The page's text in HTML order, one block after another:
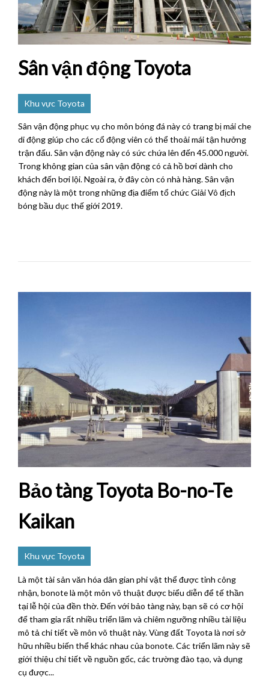
Sân vận động Toyota
Khu vực Toyota
Sân vận động phục vụ cho môn bóng đá này có trang bị mái che
di động giúp cho các cổ động viên có thể thoải mái tận hưởng
trận đấu. Sân vận động này có sức chứa lên đến 45.000 người.
Trong không gian của sân vận động có cả hồ bơi dành cho
khách đến bơi lội. Ngoài ra, ở đây còn có nhà hàng. Sân vận
động này là một trong những địa điểm tổ chức Giải Vô địch
bóng bầu dục thế giới 2019.
Bảo tàng Toyota Bo-no-Te
Kaikan
Khu vực Toyota
Là một tài sản văn hóa dân gian phi vật thể được tỉnh công
nhận, bonote là một môn võ thuật được biểu diễn để tế thần
tại lễ hội của đền thờ. Đến với bảo tàng này, bạn sẽ có cơ hội
để tham gia rất nhiều triển lãm và chiêm ngưỡng nhiều tài liệu
mô tả chi tiết về môn võ thuật này. Vùng đất Toyota là nơi sở
hữu nhiều biến thể khác nhau của bonote. Các triển lãm này sẽ
giới thiệu chi tiết về nguồn gốc, các trường đào tạo, và dụng
cụ được...